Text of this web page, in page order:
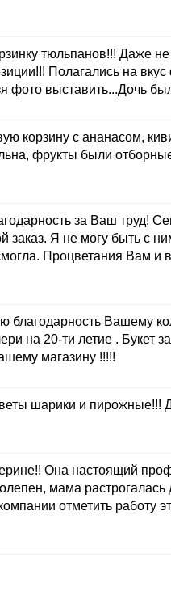
тюльпанов!!! Даже
Полагались на
фото выставить...Дочь
корзину с ананасом,
фрукты были
за Ваш труд!
заказ. Я не могу быть с
Процветания Вам и
благодарность Вашему
на 20-ти летие . Букет
магазину !!!!!
шарики и пирожные!!!
Она настоящий
мама
отметить работу